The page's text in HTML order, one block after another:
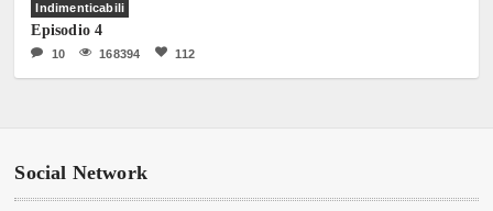
Indimenticabili
Episodio 4
10 168394 112
Social Network